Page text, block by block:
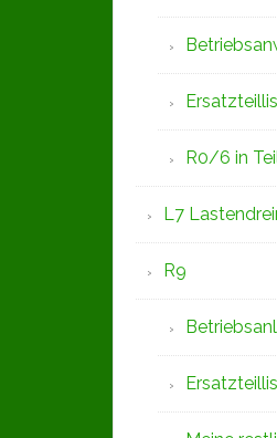
R0/6 in
L7
R9